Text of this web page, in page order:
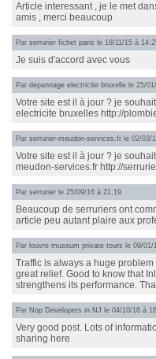
Article interessant , je le met
amis , merci beaucoup
Par serrurier fichet paris le 18/11/15 à
Je suis d'accord avec vous
Par depannage electricite bruxelle le 25/
Votre site est il à jour ? je
electricite bruxelles http://
Par serrurier-meudon-services.fr le 02/03/
Votre site est il à jour ? je
meudon-services.fr http://
Par serrurier le 25/09/16 à 21:19
Beaucoup de serruriers ont
article peu autant plaire aux
Par louvre museum private tours le 09/01/
Traffic is always a huge
great relief. Good to know that
strengthens its performance.
Par Nop Developers in NJ le 04/10/18 à
Very good post. Lots of
sharing here